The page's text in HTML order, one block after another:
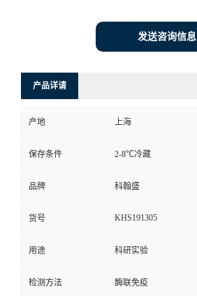
发送咨询信息
产品详请
产地 上海
保存条件 2-8℃冷藏
品牌 科翰盛
货号 KHS191305
用途 科研实验
检测方法 酶联免疫